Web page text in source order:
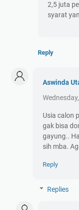
2,5 juta
syarat
Reply
Aswinda
Usia calon
gak bisa
gayung..
sih mba.
Reply
Replies